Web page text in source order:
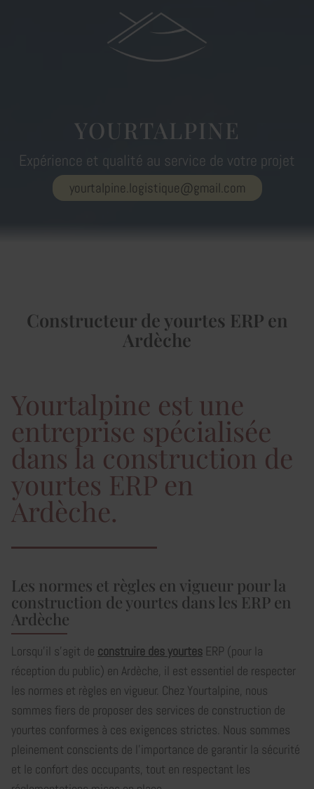
YOURTALPINE
Expérience et qualité au service de votre projet
yourtalpine.logistique@gmail.com
Constructeur de yourtes ERP en
Ardèche
Yourtalpine est une
entreprise spécialisée
dans la construction de
yourtes ERP en
Ardèche.
Les normes et règles en vigueur pour la
construction de yourtes dans les ERP en
Ardèche
Lorsqu'il s'agit de construire des yourtes ERP (pour la
réception du public) en Ardèche, il est essentiel de respecter
les normes et règles en vigueur. Chez Yourtalpine, nous
sommes fiers de proposer des services de construction de
yourtes conformes à ces exigences strictes. Nous sommes
pleinement conscients de l'importance de garantir la sécurité
et le confort des occupants, tout en respectant les